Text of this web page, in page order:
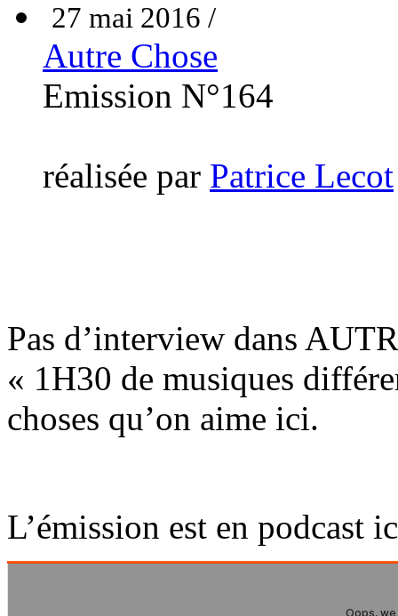
27 mai 2016 /
Autre Chose
Emission N°164
réalisée par Patrice Lecot
Pas d’interview dans
« 1H30 de musiques
choses qu’on aime ici.
L’émission est en podcast